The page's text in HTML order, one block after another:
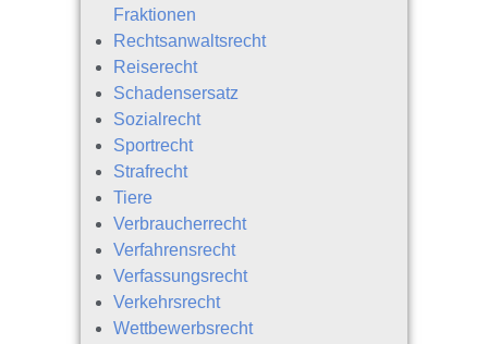
Fraktionen
Rechtsanwaltsrecht
Reiserecht
Schadensersatz
Sozialrecht
Sportrecht
Strafrecht
Tiere
Verbraucherrecht
Verfahrensrecht
Verfassungsrecht
Verkehrsrecht
Wettbewerbsrecht